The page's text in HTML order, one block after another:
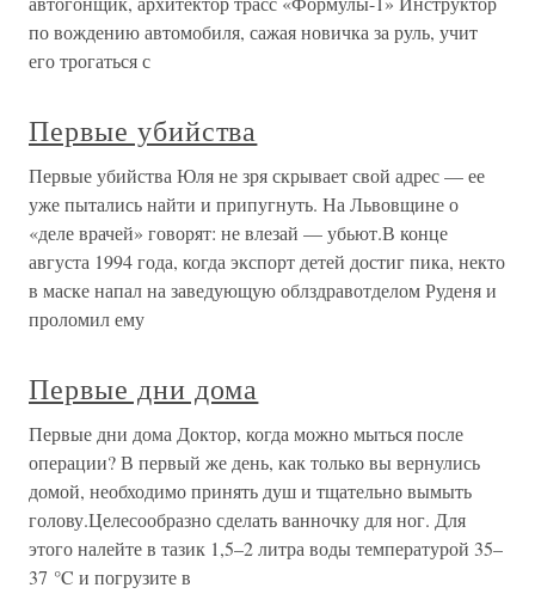
по вождению автомобиля, сажая новичка за руль, учит
его трогаться с
Первые убийства
Первые убийства Юля не зря скрывает свой адрес — ее
уже пытались найти и припугнуть. На Львовщине о
«деле врачей» говорят: не влезай — убьют.В конце
августа 1994 года, когда экспорт детей достиг пика, некто
в маске напал на заведующую облздравотделом Руденя и
проломил ему
Первые дни дома
Первые дни дома Доктор, когда можно мыться после
операции? В первый же день, как только вы вернулись
домой, необходимо принять душ и тщательно вымыть
голову.Целесообразно сделать ванночку для ног. Для
этого налейте в тазик 1,5–2 литра воды температурой 35–
37 °C и погрузите в